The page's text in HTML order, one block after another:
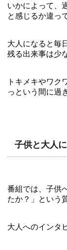
いかによって、
と感じるか違っ
大人になると毎
残る出来事は少
トキメキやワク
っという間に過
子供と大人
番組では、子供
たか？」という
大人へのインタ